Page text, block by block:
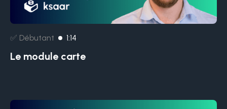
✅ Débutant 1:14
Le module carte